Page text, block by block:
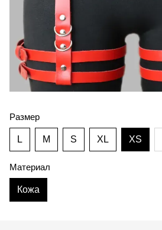
Размер
L M S XL XS
Материал
Кожа